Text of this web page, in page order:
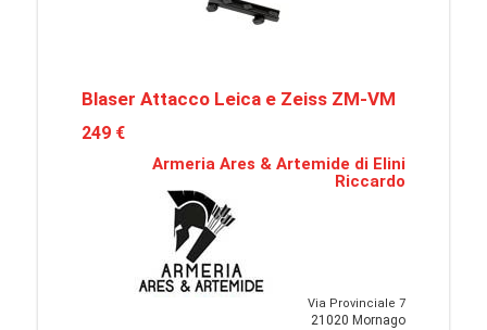
Blaser Attacco Leica e Zeiss ZM-VM
249 €
Armeria Ares & Artemide di Elini
Riccardo
Via Provinciale 7
21020 Mornago